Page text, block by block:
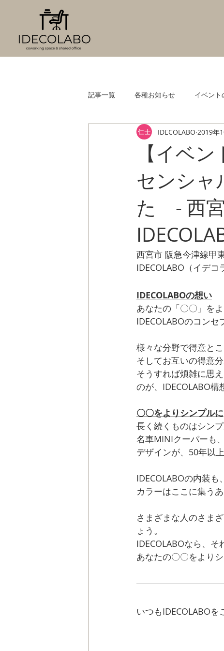
記事一覧 各種お知らせ イベント
【イベ
センシャ
た - 西宮
IDECOLABO 2019年
西宮市 阪急今津線甲
IDECOLABO（イデコ
IDECOLABOの想い
あなたの「〇〇」をよ
IDECOLABOのコンセ
様々な分野で得意と
そしてお互いの得意
そうすれば煩雑に思
のが、IDECOLABO構
〇〇をよりシンプルに
長く続くものはシン
名車MINIクーパーも
デザインが、50年以
IDECOLABOの内装も
カラーはここに集う
さまざまな人のさま
ょう。
IDECOLABOなら、そ
あなたの〇〇をより
いつもIDECOLABOを